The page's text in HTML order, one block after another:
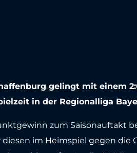
gelingt mit einem
in der Regionalliga
zum Saisonauftakt
im Heimspiel gegen die